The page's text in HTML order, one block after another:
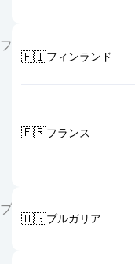
フ
🇫🇮フィンランド
🇫🇷フランス
ブ
🇧🇬ブルガリア